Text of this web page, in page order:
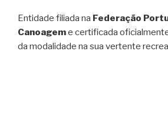
Entidade filiada na Federação
Canoageme certificada
da modalidade na sua vertente